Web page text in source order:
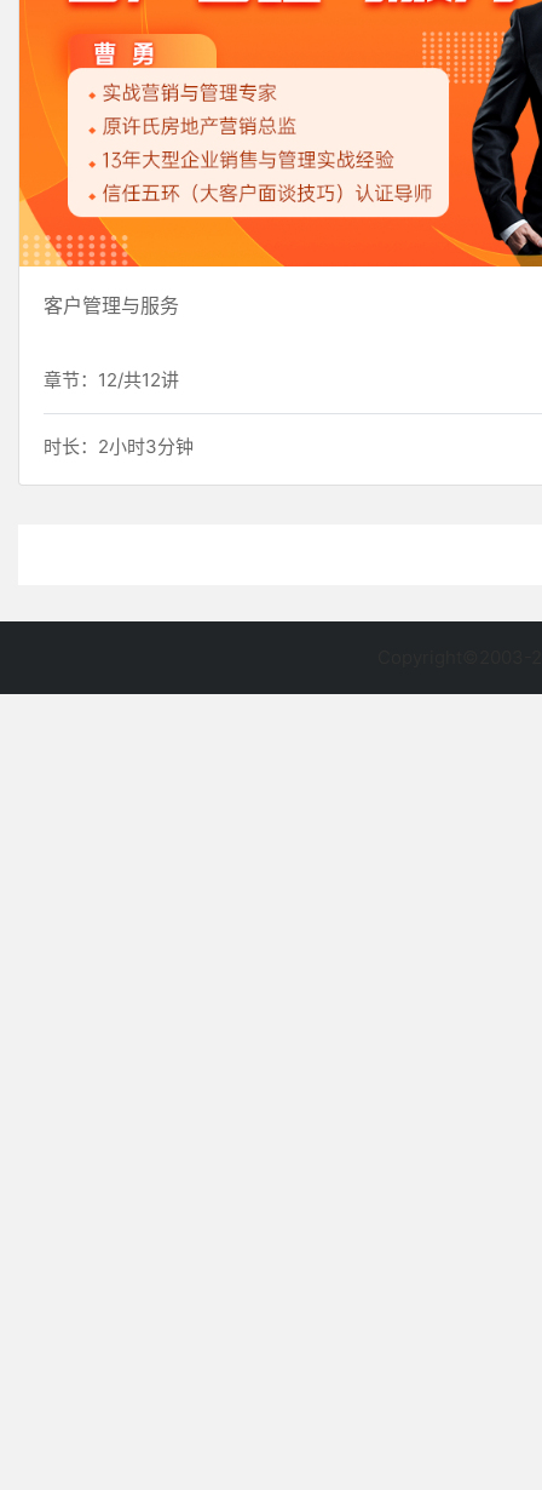
客户管理与服务
章节：12/共12讲
时长：2小时3分钟